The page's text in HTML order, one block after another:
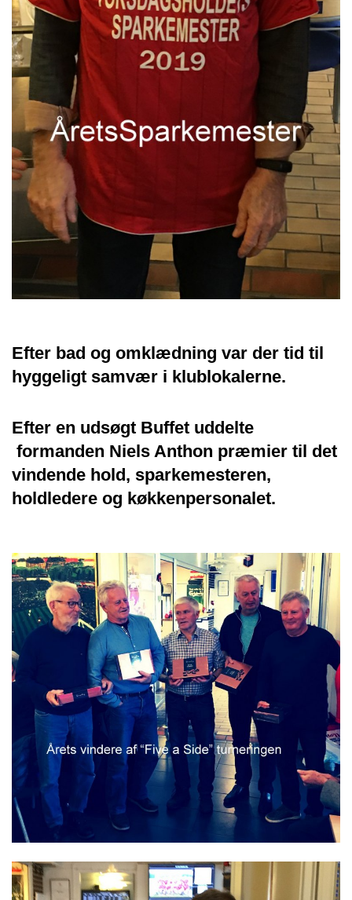
Efter bad og omklædning var der tid til
hyggeligt samvær i klublokalerne.
Efter en udsøgt Buffet uddelte
formanden Niels Anthon præmier til det
vindende hold, sparkemesteren,
holdledere og køkkenpersonalet.